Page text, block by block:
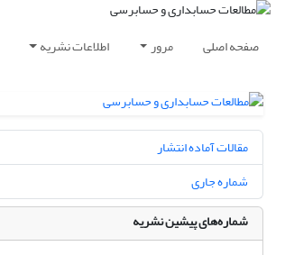
صفحه اصلی مرور اطلاعات نشریه
مقالات آماده انتشار
شماره جاری
شماره‌های پیشین نشریه